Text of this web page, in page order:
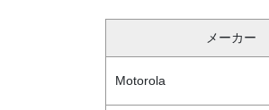
メーカー
Motorola